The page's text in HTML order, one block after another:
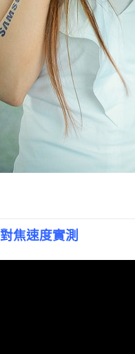
對焦速度實測